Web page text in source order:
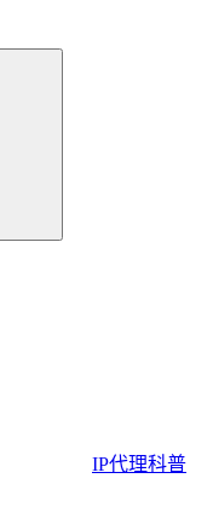
IP代理科普